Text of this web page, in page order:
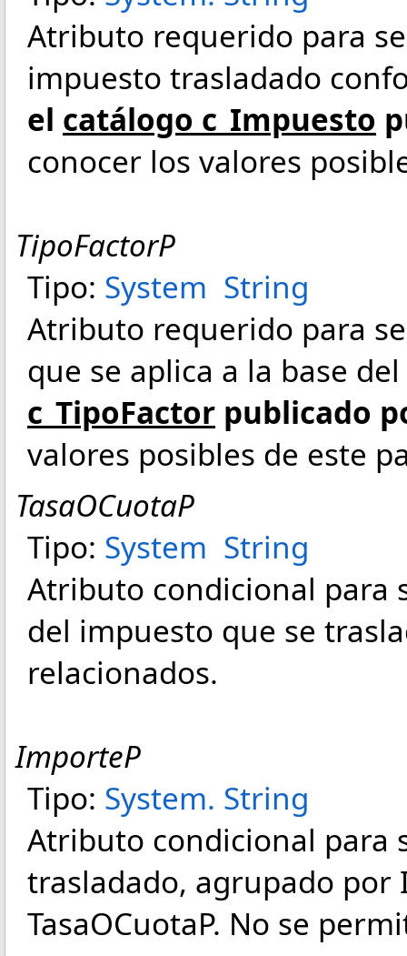
Atributo requerido para
impuesto trasladado
el catálogo c_Impuesto
conocer los valores
TipoFactorP
Tipo: System String
Atributo requerido para
que se aplica a la base
c_TipoFactor publicado
valores posibles de este
TasaOCuotaP
Tipo: System String
Atributo condicional para
del impuesto que se
relacionados.
ImporteP
Tipo: System. String
Atributo condicional para
trasladado, agrupado por
TasaOCuotaP. No se